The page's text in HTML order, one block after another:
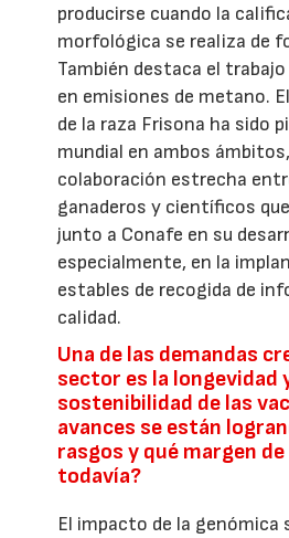
producirse cuando la
morfológica se realiza de
También destaca el
en emisiones de metano.
de la raza Frisona ha sido
mundial en ambos
colaboración estrecha
ganaderos y científicos
junto a Conafe en su
especialmente, en la
estables de recogida de
calidad.
Una de las demandas
sector es la longevidad
sostenibilidad de las
avances se están
rasgos y qué margen
todavía?
El impacto de la genómica